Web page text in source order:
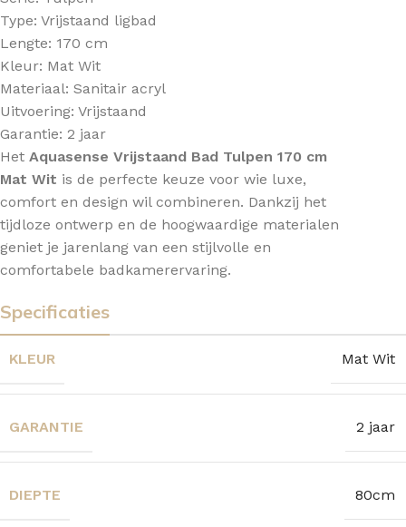
Type: Vrijstaand ligbad
Lengte: 170 cm
Kleur: Mat Wit
Materiaal: Sanitair acryl
Uitvoering: Vrijstaand
Garantie: 2 jaar
Het Aquasense Vrijstaand Bad Tulpen 170 cm
Mat Wit is de perfecte keuze voor wie luxe,
comfort en design wil combineren. Dankzij het
tijdloze ontwerp en de hoogwaardige materialen
geniet je jarenlang van een stijlvolle en
comfortabele badkamerervaring.
Specificaties
KLEUR Mat Wit
GARANTIE 2 jaar
DIEPTE 80cm